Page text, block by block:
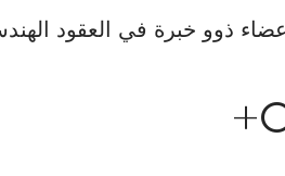
ذوو خبرة في العقود
+